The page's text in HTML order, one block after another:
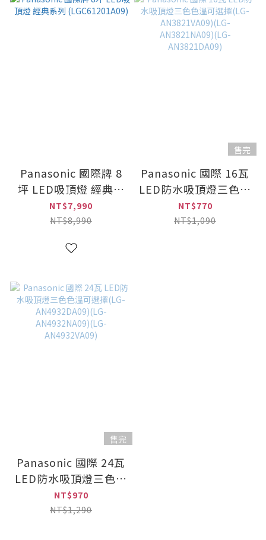
Panasonic 國際牌 8
坪 LED吸頂燈 經典系
列 (LGC61201A09)
NT$7,990
NT$8,990
售完
Panasonic 國際 16瓦
LED防水吸頂燈三色色
溫可選擇(LG-
AN3821VA09)(LG-
NT$770
NT$1,090
售完
Panasonic 國際 24瓦
LED防水吸頂燈三色色
溫可選擇(LG-
AN4932DA09)(LG-
NT$970
NT$1,290